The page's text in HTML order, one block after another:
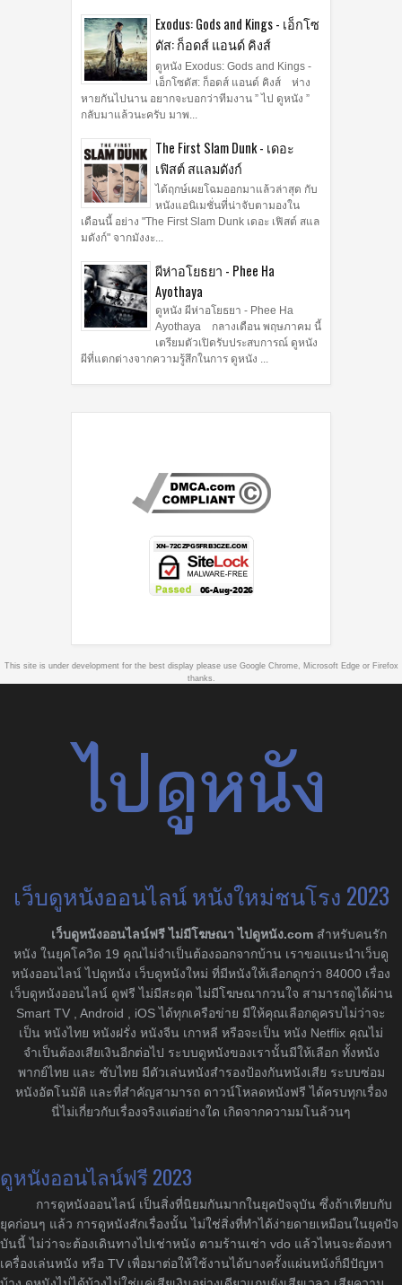
Exodus: Gods and Kings - เอ็กโซ
ดัส: ก็อดส์ แอนด์ คิงส์
ดูหนัง Exodus: Gods and Kings -
เอ็กโซดัส: ก็อดส์ แอนด์ คิงส์ ห่าง
หายกันไปนาน อยากจะบอกว่าทีมงาน ” ไป ดูหนัง ”
กลับมาแล้วนะครับ มาพ...
The First Slam Dunk - เดอะ
เฟิสต์ สแลมดังก์
ได้ฤกษ์เผยโฉมออกมาแล้วล่าสุด กับ
หนังแอนิเมชั่นที่น่าจับตามองใน
เดือนนี้ อย่าง "The First Slam Dunk เดอะ เฟิสต์ สแล
มดังก์" จากมังงะ...
ผีห่าอโยธยา - Phee Ha
Ayothaya
ดูหนัง ผีห่าอโยธยา - Phee Ha
Ayothaya กลางเดือน พฤษภาคม นี้
เตรียมตัวเปิดรับประสบการณ์ ดูหนัง
ผีที่แตกต่างจากความรู้สึกในการ ดูหนัง ...
This site is under development for the best display please use Google Chrome, Microsoft Edge or Firefox
thanks.
เว็บดูหนังออนไลน์ หนังใหม่ชนโรง 2023
เว็บดูหนังออนไลน์ฟรี ไม่มีโฆษณา ไปดูหนัง.com สำหรับคนรัก
หนัง ในยุคโควิด 19 คุณไม่จำเป็นต้องออกจากบ้าน เราขอแนะนำเว็บดู
หนังออนไลน์ ไปดูหนัง เว็บดูหนังใหม่ ที่มีหนังให้เลือกดูกว่า 84000 เรื่อง
เว็บดูหนังออนไลน์ ดูฟรี ไม่มีสะดุด ไม่มีโฆษณากวนใจ สามารถดูได้ผ่าน
Smart TV , Android , iOS ได้ทุกเครือข่าย มีให้คุณเลือกดูครบไม่ว่าจะ
เป็น หนังไทย หนังฝรั่ง หนังจีน เกาหลี หรือจะเป็น หนัง Netflix คุณไม่
จำเป็นต้องเสียเงินอีกต่อไป ระบบดูหนังของเรานั้นมีให้เลือก ทั้งหนัง
พากย์ไทย และ ซับไทย มีตัวเล่นหนังสำรองป้องกันหนังเสีย ระบบซ่อม
หนังอัตโนมัติ และที่สำคัญสามารถ ดาวน์โหลดหนังฟรี ได้ครบทุกเรื่อง
นี่ไม่เกี่ยวกับเรื่องจริงแต่อย่างใด เกิดจากความมโนล้วนๆ
ดูหนังออนไลน์ฟรี 2023
การดูหนังออนไลน์ เป็นสิ่งที่นิยมกันมากในยุคปัจจุบัน ซึ่งถ้าเทียบกับ
ยุคก่อนๆ แล้ว การดูหนังสักเรื่องนั้น ไม่ใช่สิ่งที่ทำได้ง่ายดายเหมือนในยุคปัจ
บันนี้ ไม่ว่าจะต้องเดินทางไปเช่าหนัง ตามร้านเช่า vdo แล้วไหนจะต้องหา
เครื่องเล่นหนัง หรือ TV เพื่อมาต่อให้ใช้งานได้บางครั้งแผ่นหนังก็มีปัญหา